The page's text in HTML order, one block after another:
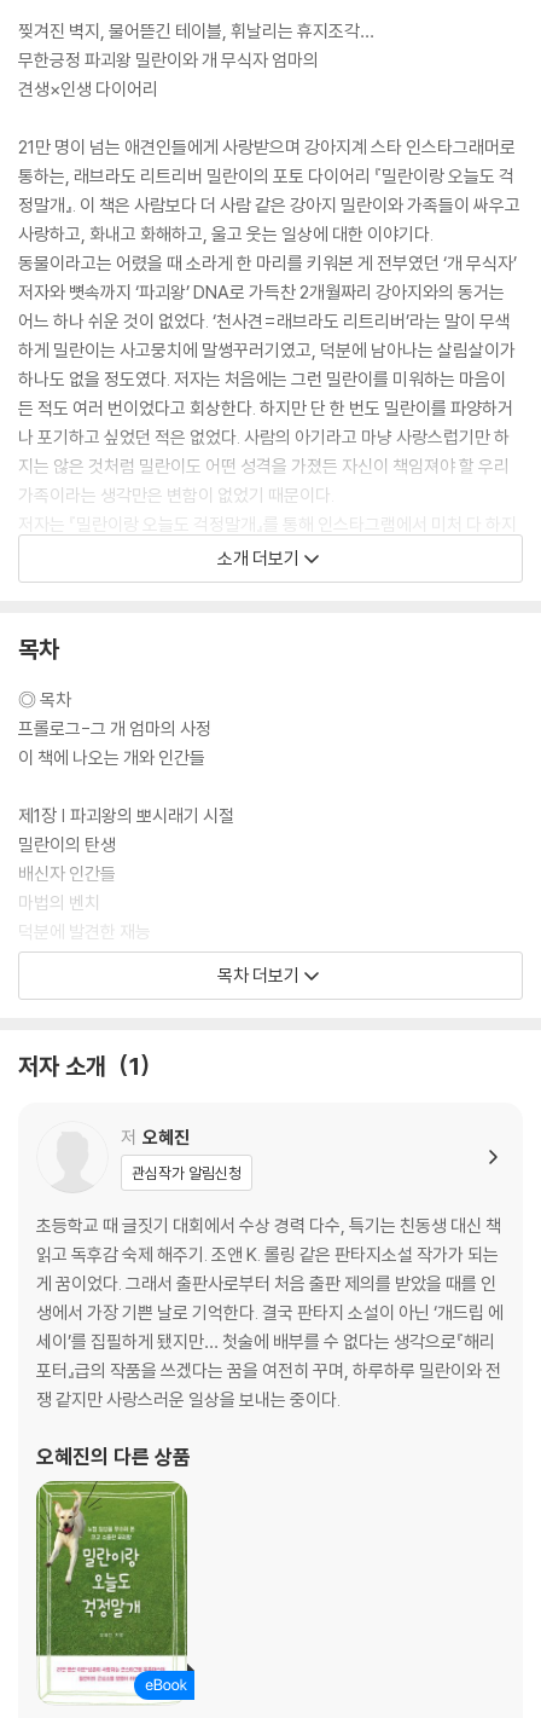
찢겨진 벽지, 물어뜯긴 테이블, 휘날리는 휴지조각…
무한긍정 파괴왕 밀란이와 개 무식자 엄마의
견생×인생 다이어리
21만 명이 넘는 애견인들에게 사랑받으며 강아지계 스타 인스타그래머로
통하는, 래브라도 리트리버 밀란이의 포토 다이어리 『밀란이랑 오늘도 걱
정말개』. 이 책은 사람보다 더 사람 같은 강아지 밀란이와 가족들이 싸우고
사랑하고, 화내고 화해하고, 울고 웃는 일상에 대한 이야기다.
동물이라고는 어렸을 때 소라게 한 마리를 키워본 게 전부였던 ‘개 무식자’
저자와 뼛속까지 ‘파괴왕’ DNA로 가득찬 2개월짜리 강아지와의 동거는
어느 하나 쉬운 것이 없었다. ‘천사견=래브라도 리트리버’라는 말이 무색
하게 밀란이는 사고뭉치에 말썽꾸러기였고, 덕분에 남아나는 살림살이가
하나도 없을 정도였다. 저자는 처음에는 그런 밀란이를 미워하는 마음이
든 적도 여러 번이었다고 회상한다. 하지만 단 한 번도 밀란이를 파양하거
나 포기하고 싶었던 적은 없었다. 사람의 아기라고 마냥 사랑스럽기만 하
지는 않은 것처럼 밀란이도 어떤 성격을 가졌든 자신이 책임져야 할 우리
가족이라는 생각만은 변함이 없었기 때문이다.
저자는 『밀란이랑 오늘도 걱정말개』를 통해 인스타그램에서 미처 다 하지
못한 웃기고 황당한 밀란이의 이야기를 들려준다. 밀란이가 화자가 되어
유머러스한 문체로, 인스타그램 베스트 컷 뒤에 숨겨진 뒷이야기를 은밀한
선 이모?삼촌들에게는 팬심을 채워줄 ‘애장품’이, 이제 막 반려견과의 동
것이다.
소개 더보기
목차
◎ 목차
프롤로그-그 개 엄마의 사정
이 책에 나오는 개와 인간들
제1장 | 파괴왕의 뽀시래기 시절
밀란이의 탄생
배신자 인간들
마법의 벤치
덕분에 발견한 재능
원판 불변의 법칙
됐고 다 나가
개판이 따로 없다
엄마는 참 가지가지
털 날릴 뻔한 날
엄마가 날 보고 울었다
엄마가 날 안아줬다
밀란이와 함께 배우는 개자성어-음식 편
밀란이와 함께 배우는 개자성어-산책 편
제2장 | 우리 집을 파괴하러 온 나의 구원자
잃어버린 동심을 찾아서
밀란이, 과외를 받다?(그런데 아빠 엄마가 달라졌어요!)
이밀란 강사가 가르쳐주는 개 언어 기초반
밀란이랑 꽃길만 걸어
발 냄새 감별사
무모한 도전
개인기와 개지랄 둘 중에 하나
개 스타일 창조경제
내 입맛에 딱
날아라 개새
목차 더보기
저자 소개 1
저 오혜진
관심작가 알림신청
초등학교 때 글짓기 대회에서 수상 경력 다수, 특기는 친동생 대신 책
읽고 독후감 숙제 해주기. 조앤 K. 롤링 같은 판타지소설 작가가 되는
게 꿈이었다. 그래서 출판사로부터 처음 출판 제의를 받았을 때를 인
생에서 가장 기쁜 날로 기억한다. 결국 판타지 소설이 아닌 ‘개드립 에
세이’를 집필하게 됐지만… 첫술에 배부를 수 없다는 생각으로『해리
포터』급의 작품을 쓰겠다는 꿈을 여전히 꾸며, 하루하루 밀란이와 전
쟁 같지만 사랑스러운 일상을 보내는 중이다.
오혜진의 다른 상품